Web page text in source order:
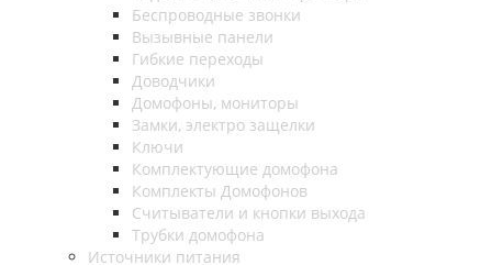
Беспроводные звонки
Вызывные панели
Гибкие переходы
Доводчики
Домофоны, мониторы
Замки, электро защелки
Ключи
Комплектующие домофона
Комплекты Домофонов
Считыватели и кнопки выхода
Трубки домофона
Источники питания